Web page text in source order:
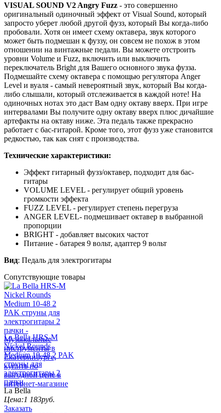
VISUAL SOUND V2 Angry Fuzz - это совершенно
оригинальный одиночный эффект от Visual Sound, который
запросто уберет любой другой фузз, который Вы когда-либо
пробовали. Хотя он имеет схему октавера, звук которого
может быть подмешан к фуззу, он совсем не похож в этом
отношении на винтажные педали. Вы можете отстроить
уровни Volume и Fuzz, включить или выключить
переключатель Bright для Вашего основного звука фузза.
Подмешайте схему октавера с помощью регулятора Anger
Level и вуаля - самый невероятный звук, который Вы когда-
либо слышали, который отслеживается в каждой ноте! На
одиночных нотах это даст Вам одну октаву вверх. При игре
интервалами Вы получите одну октаву вверх плюс дичайшие
артефакты на октаву ниже. Эта педаль также прекрасно
работает с бас-гитарой. Кроме того, этот фузз уже становится
редкостью, так как снят с производства.
Технические характеристики:
Эффект гитарный фузз/октавер, подходит для бас-
гитары
VOLUME LEVEL - регулирует общий уровень
громкости эффекта
FUZZ LEVEL - регулирует степень перегруза
ANGER LEVEL- подмешивает октавер в выбранной
пропорции
BRIGHT - добавляет высоких частот
Питание - батарея 9 вольт, адаптер 9 вольт
Вид: Педаль для электрогитары
Сопутствующие товары
La Bella HRS-M
Nickel Rounds
Medium 10-48 2 PAK
струны для
электрогитары 2
пачки
La Bella
Цена:1 183руб.
Заказать